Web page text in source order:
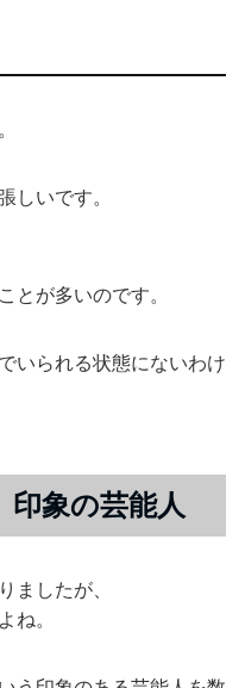
しいです。
とが多いのです。
いられる状態にないわけ
印象の芸能人
ましたが、
ね。